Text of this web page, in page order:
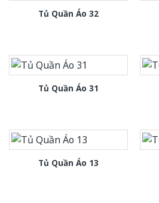
Tủ Quần Áo 32
Tủ Quần Áo 31
Tủ Quần Áo 13